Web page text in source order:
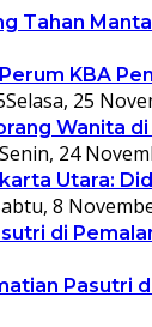
Tahan
KBA
Selasa, 25
Wanita
Senin, 24
Utara:
8
di
Pasutri